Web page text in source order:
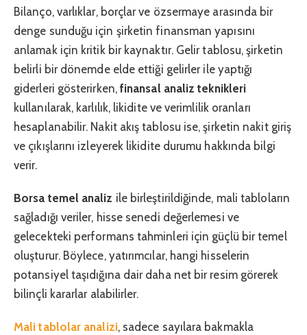
Bilanço, varlıklar, borçlar ve özsermaye arasında bir
denge sunduğu için şirketin finansman yapısını
anlamak için kritik bir kaynaktır. Gelir tablosu, şirketin
belirli bir dönemde elde ettiği gelirler ile yaptığı
giderleri gösterirken,finansal analiz teknikleri
kullanılarak, karlılık, likidite ve verimlilik oranları
hesaplanabilir. Nakit akış tablosu ise, şirketin nakit giriş
ve çıkışlarını izleyerek likidite durumu hakkında bilgi
verir.
Borsa temel analiz ile birleştirildiğinde, mali tabloların
sağladığı veriler, hisse senedi değerlemesi ve
gelecekteki performans tahminleri için güçlü bir temel
oluşturur. Böylece, yatırımcılar, hangi hisselerin
potansiyel taşıdığına dair daha net bir resim görerek
bilinçli kararlar alabilirler.
Mali tablolar analizi, sadece sayılara bakmakla